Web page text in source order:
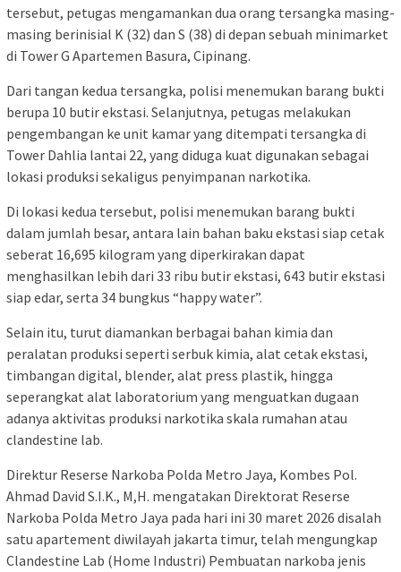
tersebut, petugas mengamankan dua orang tersangka masing-
masing berinisial K (32) dan S (38) di depan sebuah minimarket
di Tower G Apartemen Basura, Cipinang.
Dari tangan kedua tersangka, polisi menemukan barang bukti
berupa 10 butir ekstasi. Selanjutnya, petugas melakukan
pengembangan ke unit kamar yang ditempati tersangka di
Tower Dahlia lantai 22, yang diduga kuat digunakan sebagai
lokasi produksi sekaligus penyimpanan narkotika.
Di lokasi kedua tersebut, polisi menemukan barang bukti
dalam jumlah besar, antara lain bahan baku ekstasi siap cetak
seberat 16,695 kilogram yang diperkirakan dapat
menghasilkan lebih dari 33 ribu butir ekstasi, 643 butir ekstasi
siap edar, serta 34 bungkus “happy water”.
Selain itu, turut diamankan berbagai bahan kimia dan
peralatan produksi seperti serbuk kimia, alat cetak ekstasi,
timbangan digital, blender, alat press plastik, hingga
seperangkat alat laboratorium yang menguatkan dugaan
adanya aktivitas produksi narkotika skala rumahan atau
clandestine lab.
Direktur Reserse Narkoba Polda Metro Jaya, Kombes Pol.
Ahmad David S.I.K., M,H. mengatakan Direktorat Reserse
Narkoba Polda Metro Jaya pada hari ini 30 maret 2026 disalah
satu apartement diwilayah jakarta timur, telah mengungkap
Clandestine Lab (Home Industri) Pembuatan narkoba jenis